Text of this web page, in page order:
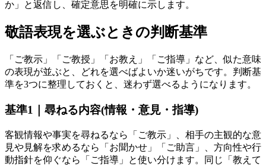
か」と返信し、確定意思を明確に示します。
敬語表現を選ぶときの判断基準
「ご教示」「ご教授」「お教え」「ご指導」など、似た意味
の表現が並ぶと、どれを選べばよいか迷いがちです。判断基
準を3つに整理しておくと、迷わず選べるようになります。
基準1｜尋ねる内容(情報・意見・指導)
客観情報や事実を尋ねるなら「ご教示」、相手の主観的な意
見や見解を求めるなら「お聞かせ」「ご助言」、方向性や行
動指針を仰ぐなら「ご指導」と使い分けます。同じ「教えて